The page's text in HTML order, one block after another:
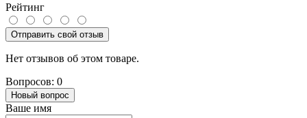
Рейтинг
Отправить свой отзыв
Нет отзывов об этом товаре.
Вопросов: 0
Новый вопрос
Ваше имя